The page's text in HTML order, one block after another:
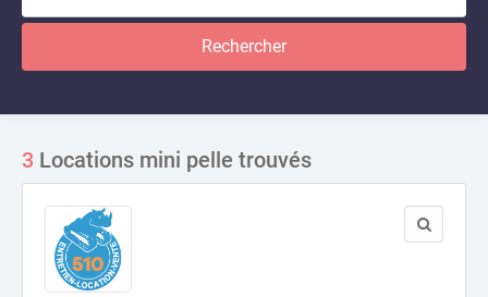
Rechercher
3 Locations mini pelle trouvés